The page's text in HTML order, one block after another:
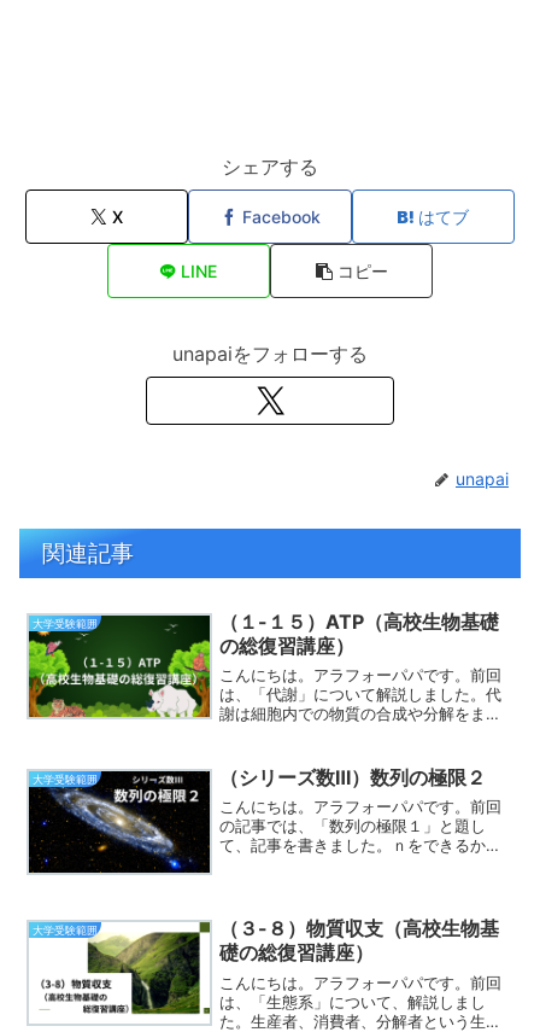
シェアする
X Facebook はてブ
LINE コピー
unapaiをフォローする
unapai
関連記事
大学受験範囲
（１-１５）ATP（高校生物基礎
の総復習講座）
こんにちは。アラフォーパパです。前回
は、「代謝」について解説しました。代
謝は細胞内での物質の合成や分解をまと
いるものでした。同化や異化といった普
段は使わない言葉がでてき...
大学受験範囲 （シリーズ数Ⅲ）数列の極限２
こんにちは。アラフォーパパです。前回
の記事では、「数列の極限１」と題し
て、記事を書きました。ｎをできるかぎ
分ですので、極限に関わるす...
大学受験範囲
（３-８）物質収支（高校生物基
礎の総復習講座）
こんにちは。アラフォーパパです。前回
は、「生態系」について、解説しまし
た。生産者、消費者、分解者という生物